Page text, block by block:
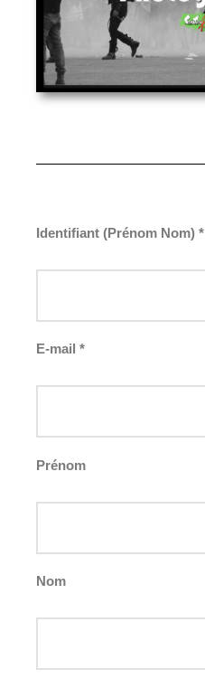
Identifiant (Prénom Nom) *
E-mail *
Prénom
Nom